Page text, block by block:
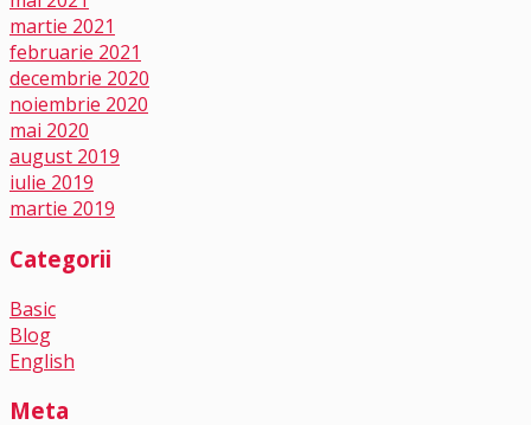
martie 2021
februarie 2021
decembrie 2020
noiembrie 2020
mai 2020
august 2019
iulie 2019
martie 2019
Categorii
Basic
Blog
English
Meta